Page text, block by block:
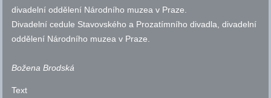
divadelní oddělení Národního muzea v Praze.
Divadelní cedule Stavovského a Prozatímního divadla, divadelní
oddělení Národního muzea v Praze.
Božena Brodská
Text